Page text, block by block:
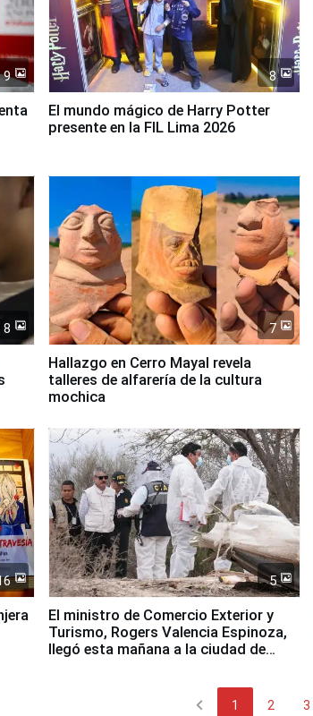
9 8
El mundo mágico de Harry Potter
presente en la FIL Lima 2026
8 7
Hallazgo en Cerro Mayal revela
talleres de alfarería de la cultura
mochica
5
El ministro de Comercio Exterior y
Turismo, Rogers Valencia Espinoza,
llegó esta mañana a la ciudad de
chevron_left 1 2 3